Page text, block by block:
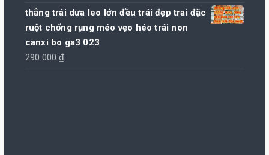
thẳng trái dưa leo lớn đều trái đẹp trai đặc
ruột chống rụng méo vẹo héo trái non
canxi bo ga3 023
290.000₫